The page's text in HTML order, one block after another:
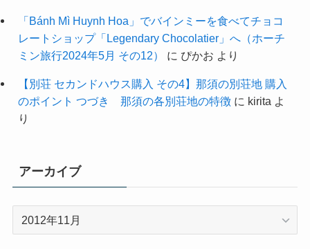
「Bánh Mì Huynh Hoa」でバインミーを食べてチョコ
レートショップ「Legendary Chocolatier」へ（ホーチ
ミン旅行2024年5月 その12）
に ぴかお より
【別荘 セカンドハウス購入 その4】那須の別荘地 購入
のポイント つづき 那須の各別荘地の特徴に kirita よ
り
アーカイブ